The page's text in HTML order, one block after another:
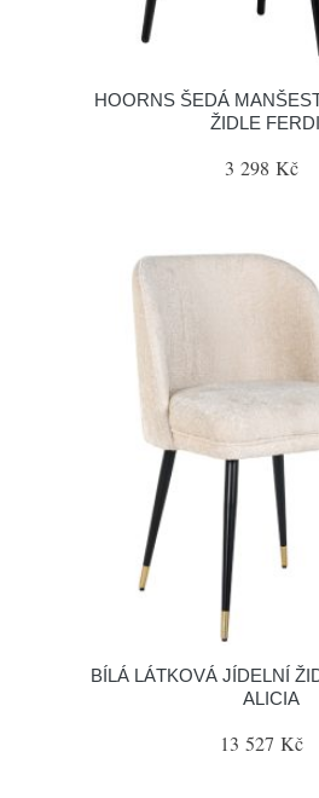
HOORNS ŠEDÁ
ŽIDLE
3 298 Kč
BÍLÁ LÁTKOVÁ JÍDELNÍ
ALICIA
13 527 Kč